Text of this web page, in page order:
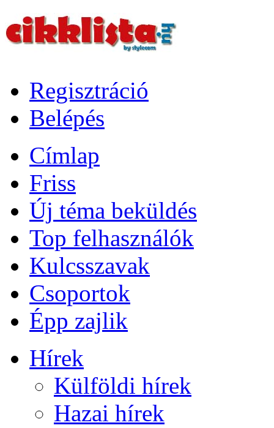
Regisztráció
Belépés
Címlap
Friss
Új téma beküldés
Top felhasználók
Kulcsszavak
Csoportok
Épp zajlik
Hírek
Külföldi hírek
Hazai hírek